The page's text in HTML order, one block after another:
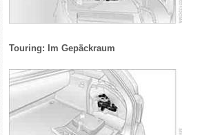
Touring: Im Gepäckraum